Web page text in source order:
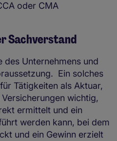
oder CMA
Sachverstand
des Unternehmens und
Ein solches
Tätigkeiten als Aktuar,
wichtig,
ermittelt und ein
werden kann, bei dem
und ein Gewinn erzielt